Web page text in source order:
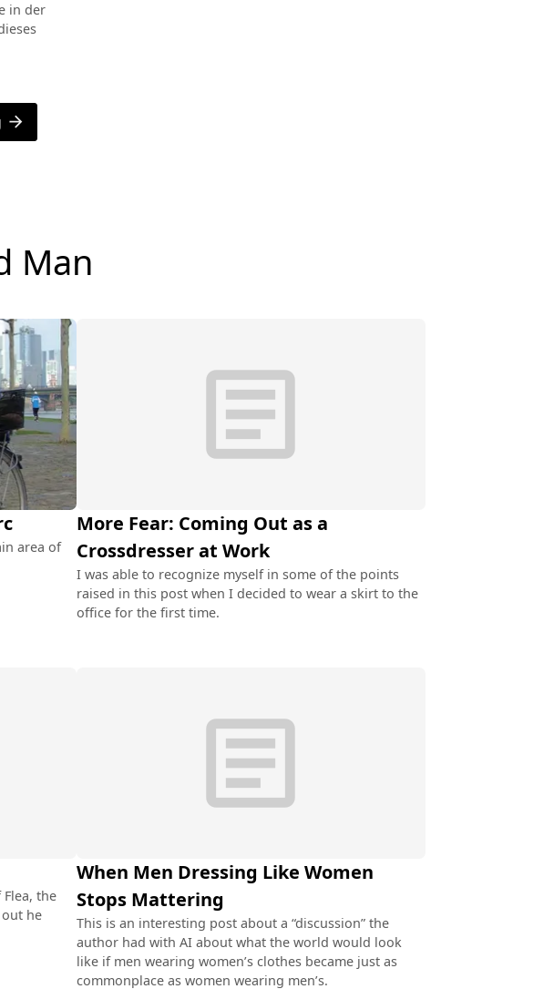
in der
arrow_forward
Man
area of
article
More Fear: Coming Out as a
Crossdresser at Work
I was able to recognize myself in some of the points
raised in this post when I decided to wear a skirt to the
office for the first time.
the
he
article
When Men Dressing Like Women
Stops Matter­ing
This is an interesting post about a “discussion” the
author had with AI about what the world would look
like if men wearing women’s clothes became just as
commonplace as women wearing men’s.